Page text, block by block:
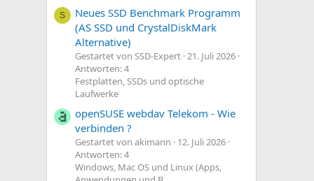
S
Neues SSD Benchmark Programm
(AS SSD und CrystalDiskMark
Alternative)
Gestartet von SSD-Expert 21. Juli 2026
Antworten: 4
Festplatten, SSDs und optische
Laufwerke
openSUSE webdav Telekom - Wie
verbinden ?
Gestartet von akimann
12. Juli 2026
Antworten: 4
Windows, Mac OS und Linux (Apps,